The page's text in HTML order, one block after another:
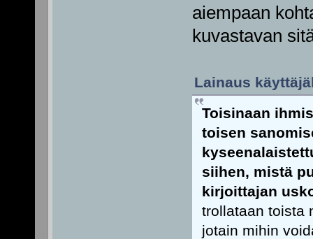
aiempaan
kuvastavan
Lainaus
Toisinaan
toisen
siihen, mistä
kirjoittajan
trollataan toista
jotain mihin